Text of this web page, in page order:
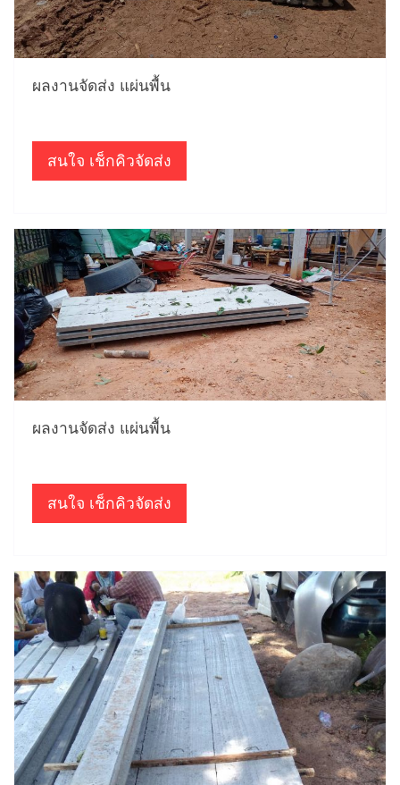
ผลงานจัดส่ง แผ่นพื้น
สนใจ เช็กคิวจัดส่ง
ผลงานจัดส่ง แผ่นพื้น
สนใจ เช็กคิวจัดส่ง